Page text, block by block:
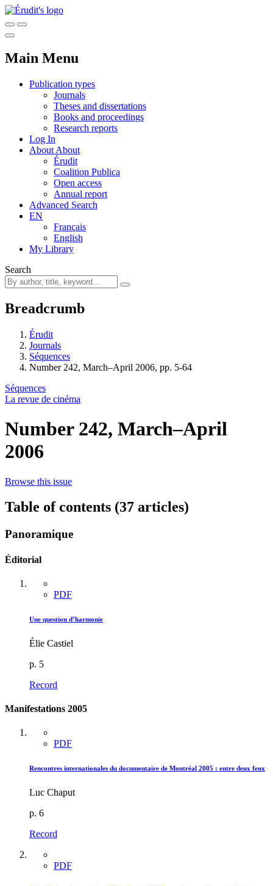
Main Menu
Publication types
Journals
Theses and dissertations
Books and proceedings
Research reports
Log In
About About
Érudit
Coalition Publica
Open access
Annual report
Advanced Search
EN
Français
English
My Library
Search
Breadcrumb
Érudit
Journals
Séquences
Number 242, March–April 2006, pp. 5-64
Séquences
La revue de cinéma
Number 242, March–April
2006
Browse this issue
Table of contents (37 articles)
Panoramique
Éditorial
PDF
Une question d’harmonie
Élie Castiel
p. 5
Record
Manifestations 2005
PDF
Rencontres internationales du documentaire de Montréal 2005 : entre deux feux
Luc Chaput
p. 6
Record
PDF